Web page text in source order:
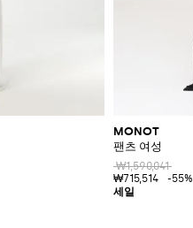
MONOT
팬츠 여성
₩1,590,041
₩715,514
-55%